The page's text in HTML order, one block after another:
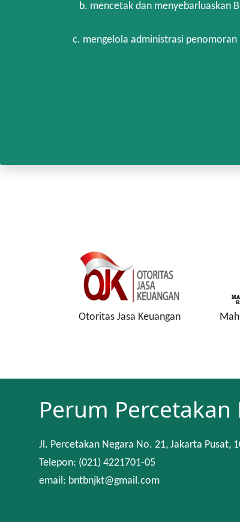
b. mencetak dan menyebarluaskan
c. mengelola administrasi penomoran
Otoritas Jasa Keuangan
Perum Percetakan
Jl. Percetakan Negara No. 21, Jakarta Pusat,
Telepon: (021) 4221701-05
email: bntbnjkt@gmail.com